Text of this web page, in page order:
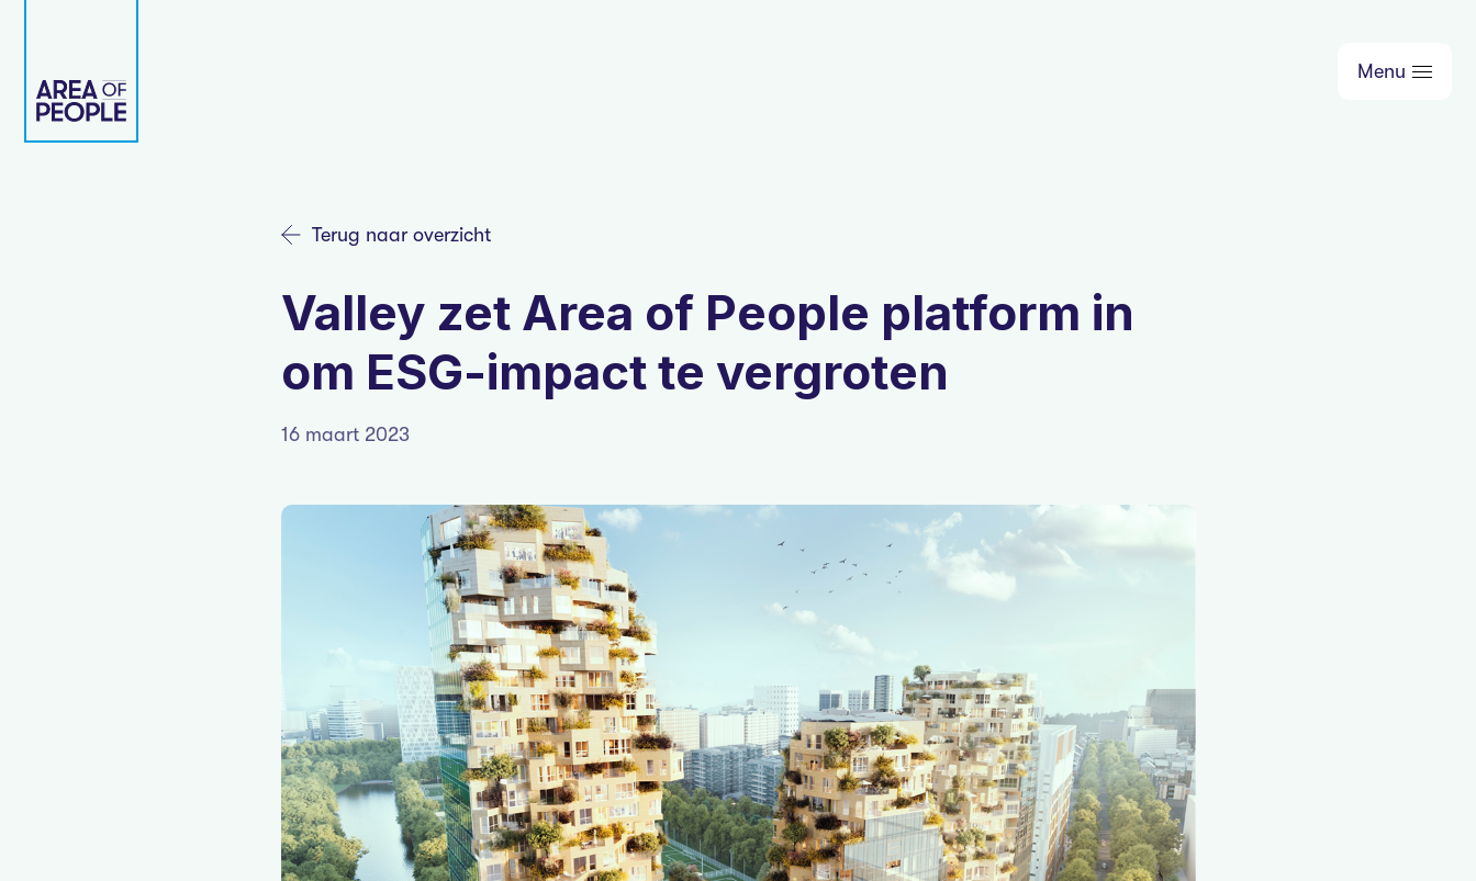
Menu
Terug naar overzicht
Valley zet Area of People platform in
om ESG-impact te vergroten
16 maart 2023